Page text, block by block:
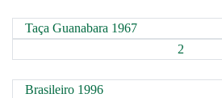
Taça Guanabara 1967
2
Brasileiro 1996